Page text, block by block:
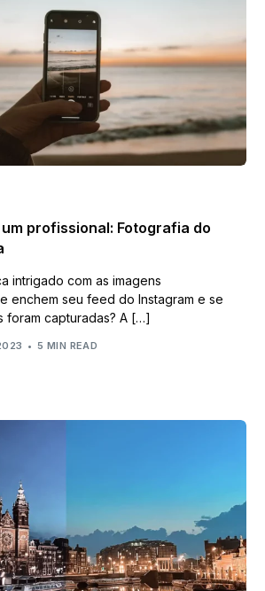
profissional: Fotografia do
intrigado com as imagens
enchem seu feed do Instagram e se
foram capturadas? A […]
5 MIN READ